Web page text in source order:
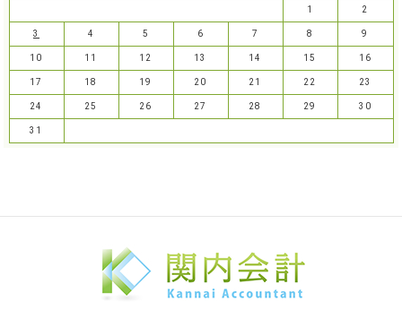
1 2
3 4 5 6 7 8 9
10 11 12 13 14 15 16
17 18 19 20 21 22 23
24 25 26 27 28 29 30
31